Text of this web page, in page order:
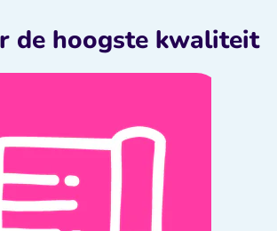
de hoogste kwaliteit